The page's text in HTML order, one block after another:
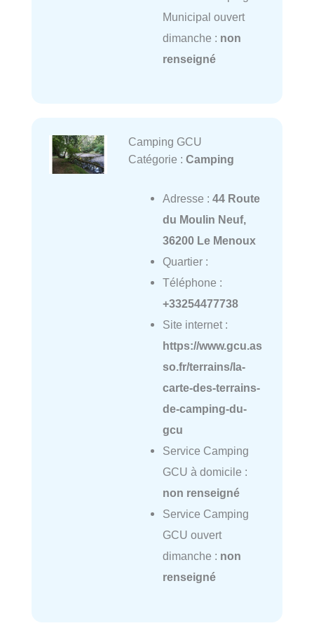
Municipal ouvert
dimanche : non
renseigné
Camping GCU
Catégorie : Camping
Adresse : 44 Route
du Moulin Neuf,
36200 Le Menoux
Quartier :
Téléphone :
+33254477738
Site internet :
https://www.gcu.as
so.fr/terrains/la-
carte-des-terrains-
de-camping-du-
gcu
Service Camping
GCU à domicile :
non renseigné
Service Camping
GCU ouvert
dimanche : non
renseigné